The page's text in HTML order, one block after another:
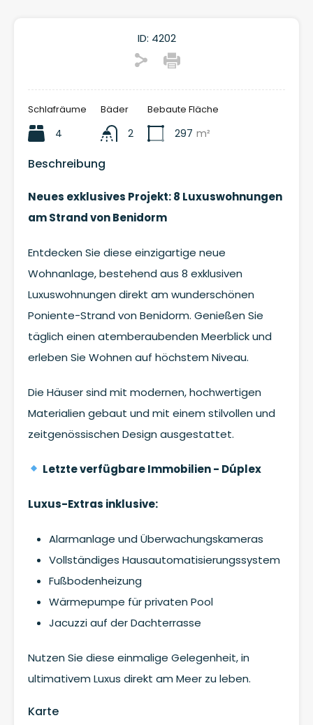
ID: 4202
Schlafräume
4
Bäder
2
Bebaute Fläche
297 m²
Beschreibung
Neues exklusives Projekt: 8 Luxuswohnungen
am Strand von Benidorm
Entdecken Sie diese einzigartige neue
Wohnanlage, bestehend aus 8 exklusiven
Luxuswohnungen direkt am wunderschönen
Poniente-Strand von Benidorm. Genießen Sie
täglich einen atemberaubenden Meerblick und
erleben Sie Wohnen auf höchstem Niveau.
Die Häuser sind mit modernen, hochwertigen
Materialien gebaut und mit einem stilvollen und
zeitgenössischen Design ausgestattet.
Letzte verfügbare Immobilien - Dúplex
Luxus-Extras inklusive:
Alarmanlage und Überwachungskameras
Vollständiges Hausautomatisierungssystem
Fußbodenheizung
Wärmepumpe für privaten Pool
Jacuzzi auf der Dachterrasse
Nutzen Sie diese einmalige Gelegenheit, in
ultimativem Luxus direkt am Meer zu leben.
Karte